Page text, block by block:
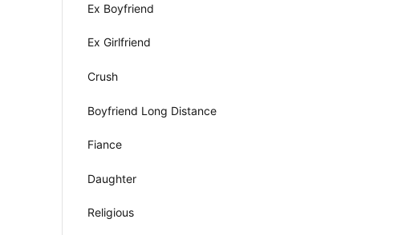
Ex Boyfriend
Ex Girlfriend
Crush
Boyfriend Long Distance
Fiance
Daughter
Religious